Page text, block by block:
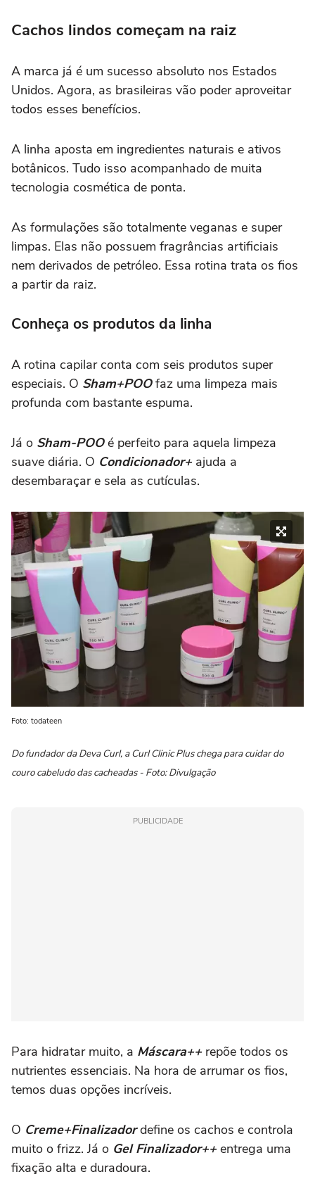
Cachos lindos começam na raiz
A marca já é um sucesso absoluto nos Estados
Unidos. Agora, as brasileiras vão poder aproveitar
todos esses benefícios.
A linha aposta em ingredientes naturais e ativos
botânicos. Tudo isso acompanhado de muita
tecnologia cosmética de ponta.
As formulações são totalmente veganas e super
limpas. Elas não possuem fragrâncias artificiais
nem derivados de petróleo. Essa rotina trata os fios
a partir da raiz.
Conheça os produtos da linha
A rotina capilar conta com seis produtos super
especiais. O Sham+POOfaz uma limpeza mais
profunda com bastante espuma.
Já o Sham-POOé perfeito para aquela limpeza
suave diária. O Condicionador+ajuda a
desembaraçar e sela as cutículas.
Foto: todateen
Do fundador da Deva Curl, a Curl Clinic Plus chega para cuidar do
couro cabeludo das cacheadas - Foto: Divulgação
PUBLICIDADE
Para hidratar muito, a Máscara++repõe todos os
nutrientes essenciais. Na hora de arrumar os fios,
temos duas opções incríveis.
O Creme+Finalizadordefine os cachos e controla
muito o frizz. Já o Gel Finalizador++ entrega uma
fixação alta e duradoura.